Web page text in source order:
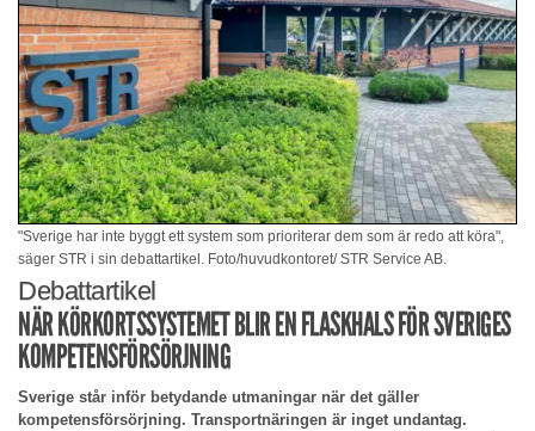
"Sverige har inte byggt ett system som prioriterar dem som är redo att köra",
säger STR i sin debattartikel. Foto/huvudkontoret/ STR Service AB.
Debattartikel
NÄR KÖRKORTSSYSTEMET BLIR EN FLASKHALS FÖR SVERIGES
KOMPETENSFÖRSÖRJNING
Sverige står inför betydande utmaningar när det gäller
kompetensförsörjning. Transportnäringen är inget undantag.